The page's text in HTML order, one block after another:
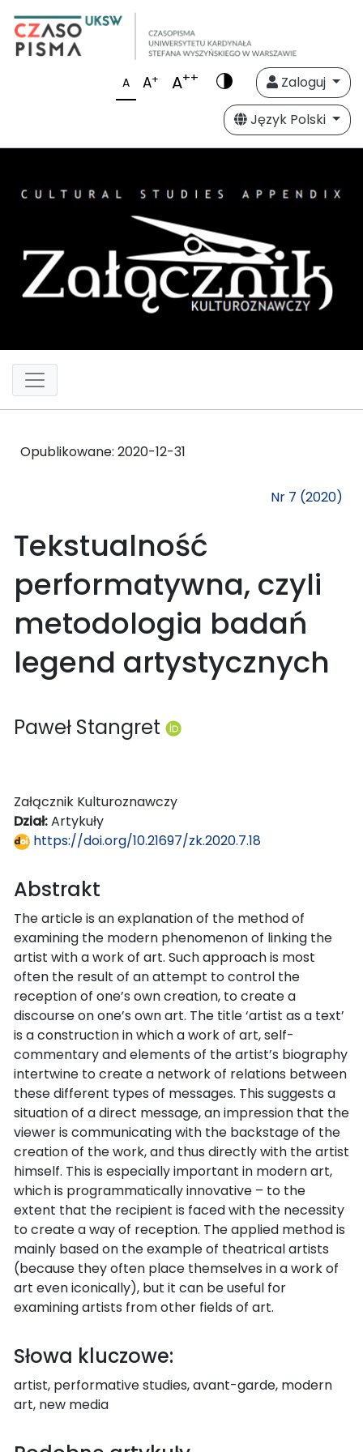
A A+ A++
Zaloguj
Język Polski
Opublikowane: 2020-12-31
Nr 7 (2020)
Tekstualność
performatywna, czyli
metodologia badań
legend artystycznych
Paweł Stangret
Załącznik Kulturoznawczy
Dział:Artykuły
https://doi.org/10.21697/zk.2020.7.18
Abstrakt
The article is an explanation of the method of
examining the modern phenomenon of linking the
artist with a work of art. Such approach is most
often the result of an attempt to control the
reception of one’s own creation, to create a
discourse on one’s own art. The title ‘artist as a text’
is a construction in which a work of art, self-
commentary and elements of the artist’s biography
intertwine to create a network of relations between
these different types of messages. This suggests a
situation of a direct message, an impression that the
viewer is communicating with the backstage of the
creation of the work, and thus directly with the artist
himself. This is especially important in modern art,
which is programmatically innovative – to the
extent that the recipient is faced with the necessity
to create a way of reception. The applied method is
mainly based on the example of theatrical artists
(because they often place themselves in a work of
art even iconically), but it can be useful for
examining artists from other fields of art.
Słowa kluczowe:
artist, performative studies, avant-garde, modern
art, new media